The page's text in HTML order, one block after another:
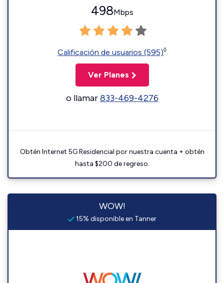
498Mbps
Calificación de usuarios (595)◊
Ver Planes
o llamar833-469-4276
Obtén Internet 5G Residencial por nuestra cuenta + obtén
hasta $200 de regreso.
WOW!
15% disponible en Tanner